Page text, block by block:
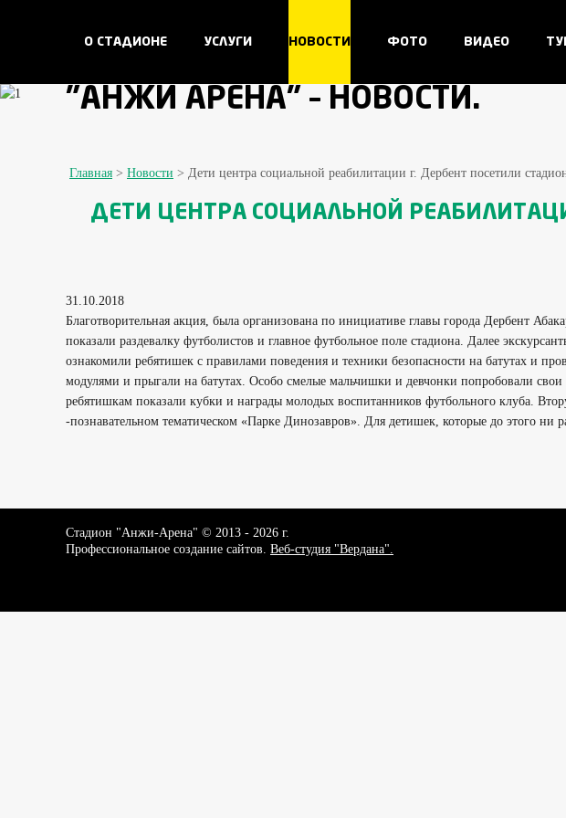
О СТАДИОНЕ УСЛУГИ НОВОСТИ ФОТО ВИДЕО
"АНЖИ АРЕНА" – НОВОСТИ.
Главная > Новости > Дети центра социальной реабилитации г. Дербент посетили
ДЕТИ ЦЕНТРА СОЦИАЛЬНОЙ
31.10.2018
Благотворительная акция, была организована по инициативе главы города Дербент
показали раздевалку футболистов и главное футбольное поле стадиона. Далее
ознакомили ребятишек с правилами поведения и техники безопасности на батутах и
модулями и прыгали на батутах. Особо смелые мальчишки и девчонки попробовали
ребятишкам показали кубки и награды молодых воспитанников футбольного клуба.
-познавательном тематическом «Парке Динозавров». Для детишек, которые до этого
Стадион "Анжи-Арена" © 2013 - 2026 г.
Профессиональное создание сайтов. Веб-студия "Вердана".